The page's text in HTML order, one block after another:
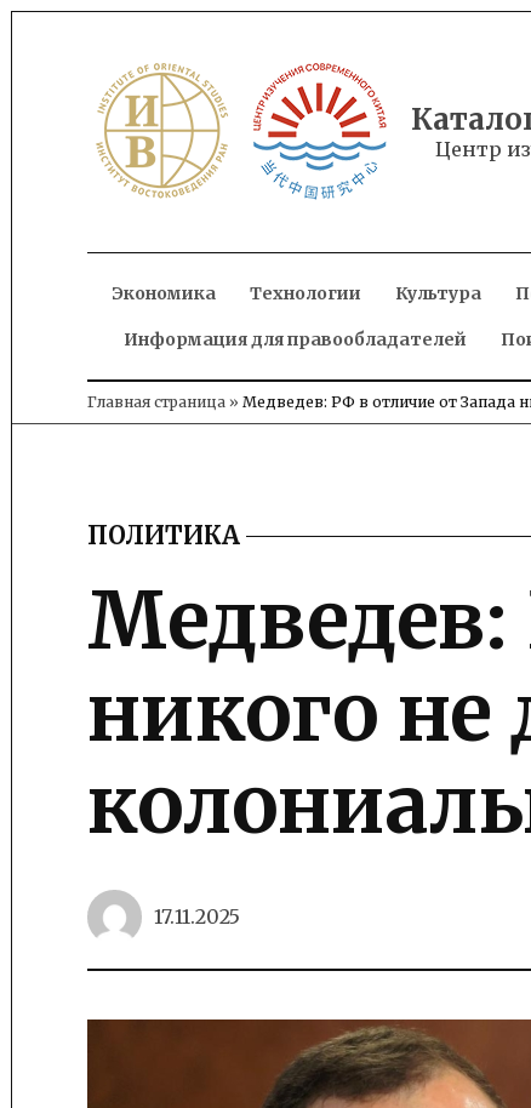
content
Центр
Экономика Технологии Культура
Информация для правообладателей
Главная страница » Медведев: РФ в отличие от Запада
POSTED
ПОЛИТИКА
Медведев:
никого не
17.11.2025